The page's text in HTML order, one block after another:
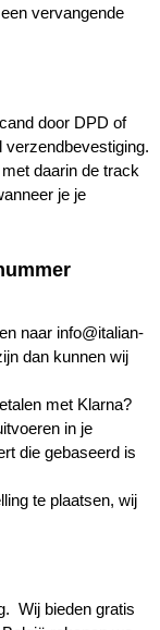
vervangende
door DPD of
verzendbevestiging.
daarin de track
je je
naar info@italian-
dan kunnen wij
met Klarna?
in je
die gebaseerd is
te plaatsen, wij
Wij bieden gratis